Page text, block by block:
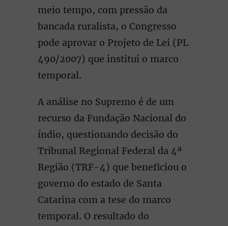
meio tempo, com pressão da
bancada ruralista, o Congresso
pode aprovar o Projeto de Lei (PL
490/2007) que institui o marco
temporal.
A análise no Supremo é de um
recurso da Fundação Nacional do
índio, questionando decisão do
Tribunal Regional Federal da 4ª
Região (TRF-4) que beneficiou o
governo do estado de Santa
Catarina com a tese do marco
temporal. O resultado do